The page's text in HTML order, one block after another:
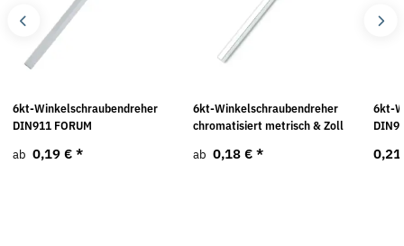
6kt-Winkelschraubendreher
DIN911 FORUM
ab 0,19 € *
6kt-Winkelschraubendreher
chromatisiert metrisch & Zoll
ab 0,18 € *
6kt-